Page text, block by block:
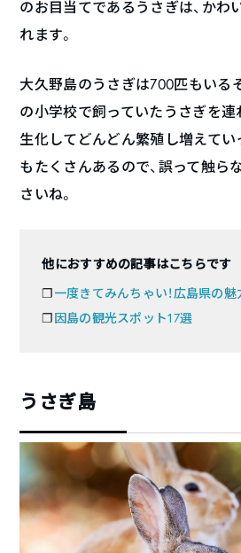
のお目当てであるうさぎは、かわ
れます。
大久野島のうさぎは700匹もいる
の小学校で飼っていたうさぎを連
生化してどんどん繁殖し増えてい
もたくさんあるので、誤って触ら
さいね。
他におすすめの記事はこちらです
❐一度きてみんちゃい！広島県の
❐因島の観光スポット17選
うさぎ島